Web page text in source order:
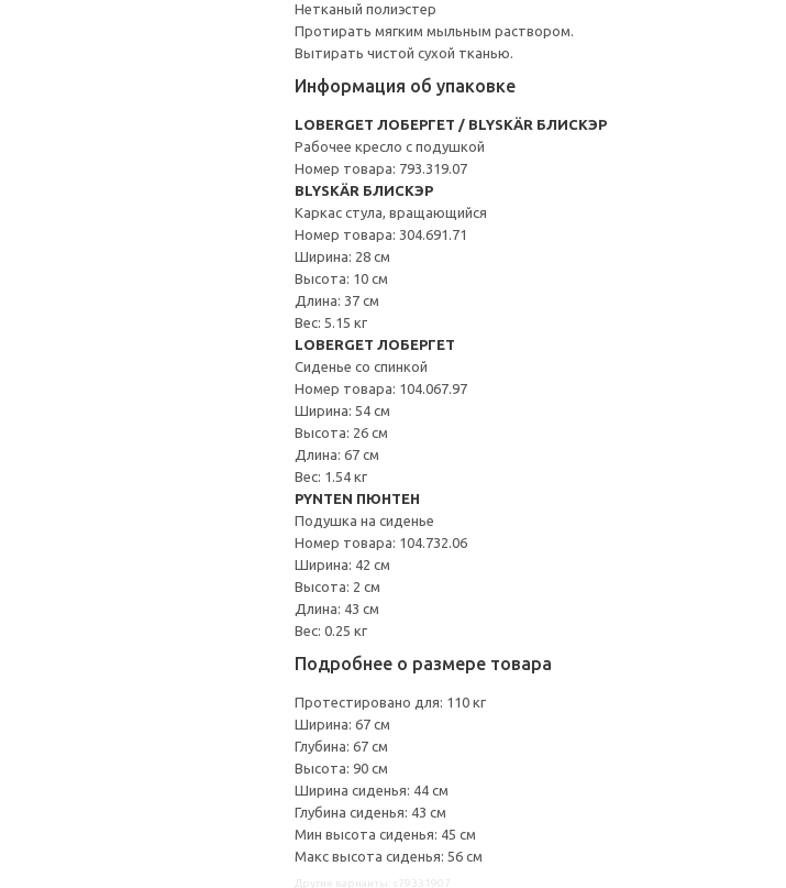
Нетканый полиэстер
Протирать мягким мыльным раствором.
Вытирать чистой сухой тканью.
Информация об упаковке
LOBERGET ЛОБЕРГЕТ / BLYSKÄR БЛИСКЭР
Рабочее кресло c подушкой
Номер товара: 793.319.07
BLYSKÄR БЛИСКЭР
Каркас стула, вращающийся
Номер товара: 304.691.71
Ширина: 28 см
Высота: 10 см
Длина: 37 см
Вес: 5.15 кг
LOBERGET ЛОБЕРГЕТ
Сиденье со спинкой
Номер товара: 104.067.97
Ширина: 54 см
Высота: 26 см
Длина: 67 см
Вес: 1.54 кг
PYNTEN ПЮНТЕН
Подушка на сиденье
Номер товара: 104.732.06
Ширина: 42 см
Высота: 2 см
Длина: 43 см
Вес: 0.25 кг
Подробнее о размере товара
Протестировано для: 110 кг
Ширина: 67 см
Глубина: 67 см
Высота: 90 см
Ширина сиденья: 44 см
Глубина сиденья: 43 см
Мин высота сиденья: 45 см
Макс высота сиденья: 56 см